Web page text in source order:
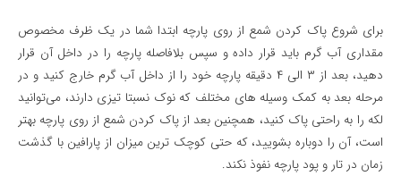
برای شروع پاک کردن شمع از روی پارچه ابتدا شما در یک ظرف مخصوص
مقداری آب گرم باید قرار داده و سپس بلافاصله پارچه را در داخل آن قرار
دهید، بعد از ۳ الی ۴ دقیقه پارچه خود را از داخل آب گرم خارج کنید و در
مرحله بعد به کمک وسیله های مختلف که نوک نسبتا تیزی دارند، می‌توانید
لکه را به راحتی پاک کنید، همچنین بعد از پاک کردن شمع از روی پارچه بهتر
است، آن را دوباره بشویید، که حتی کوچک ترین میزان از پارافین با گذشت
زمان در تار و پود پارچه نفوذ نکند.